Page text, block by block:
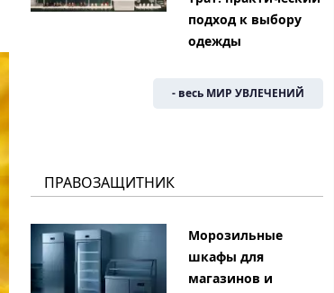
подход к выбору
одежды
- весь МИР УВЛЕЧЕНИЙ
ПРАВОЗАЩИТНИК
Морозильные
шкафы для
магазинов и